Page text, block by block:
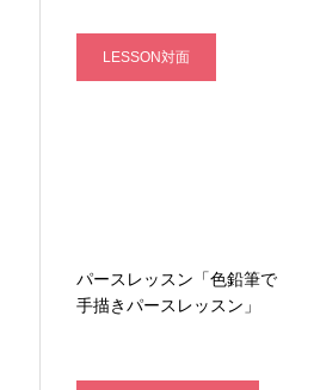
LESSON対面
パースレッスン「色鉛筆で
手描きパースレッスン」